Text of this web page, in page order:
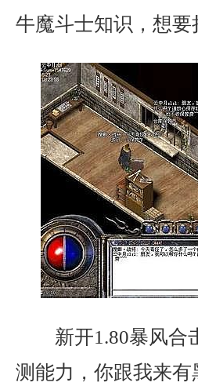
牛魔斗士知识，想要
新开1.80暴风合
测能力，你跟我来